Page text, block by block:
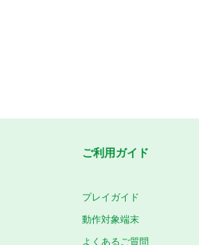
ご利用ガイド
プレイガイド
動作対象端末
よくあるご質問